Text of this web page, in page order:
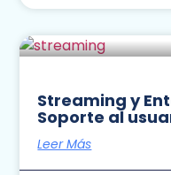
Streaming y
Soporte al
Leer Más